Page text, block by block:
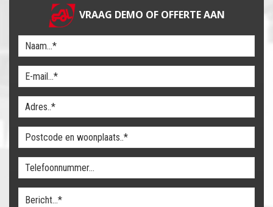
Machine aanbod
Nieuws
Contact
VRAAG DEMO OF OFFERTE AAN